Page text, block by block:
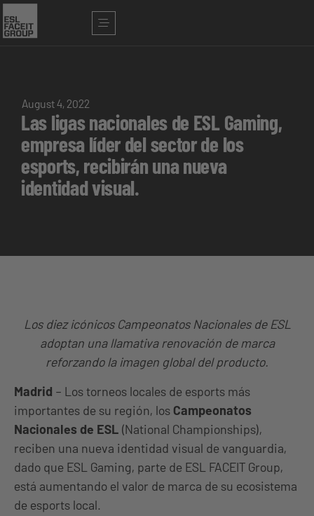
August 4, 2022
Las ligas nacionales de ESL Gaming,
empresa líder del sector de los
esports, recibirán una nueva
identidad visual.
Los diez icónicos Campeonatos Nacionales de ESL
adoptan una llamativa renovación de marca
reforzando la imagen global del producto.
Madrid – Los torneos locales de esports más
importantes de su región, los Campeonatos
Nacionales de ESL (National Championships),
reciben una nueva identidad visual de vanguardia,
dado que ESL Gaming, parte de ESL FACEIT Group,
está aumentando el valor de marca de su ecosistema
de esports local.